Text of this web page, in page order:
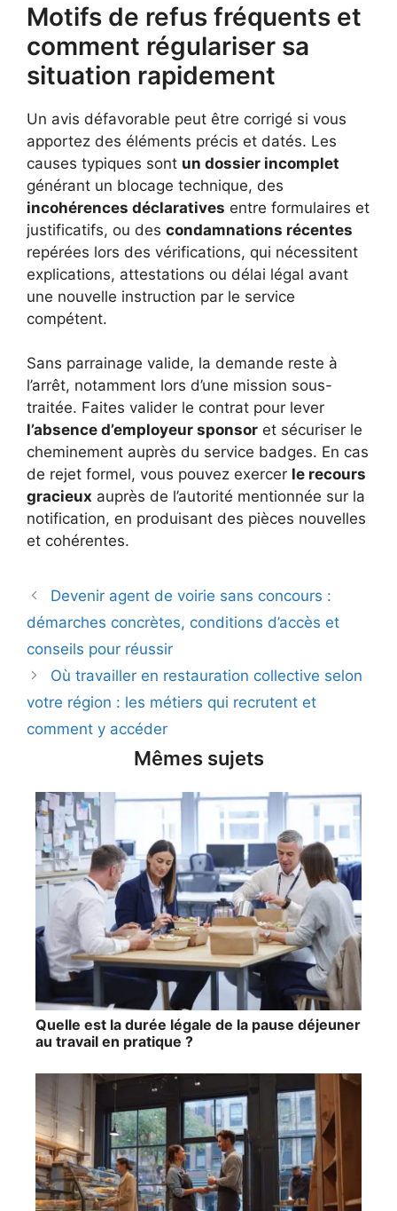
Motifs de refus fréquents et
comment régulariser sa
situation rapidement
Un avis défavorable peut être corrigé si vous
apportez des éléments précis et datés. Les
causes typiques sont un dossier incomplet
générant un blocage technique, des
incohérences déclaratives entre formulaires et
justificatifs, ou des condamnations récentes
repérées lors des vérifications, qui nécessitent
explications, attestations ou délai légal avant
une nouvelle instruction par le service
compétent.
Sans parrainage valide, la demande reste à
l’arrêt, notamment lors d’une mission sous-
traitée. Faites valider le contrat pour lever
l’absence d’employeur sponsor et sécuriser le
cheminement auprès du service badges. En cas
de rejet formel, vous pouvez exercer le recours
gracieux auprès de l’autorité mentionnée sur la
notification, en produisant des pièces nouvelles
et cohérentes.
Devenir agent de voirie sans concours :
démarches concrètes, conditions d’accès et
conseils pour réussir
Où travailler en restauration collective selon
votre région : les métiers qui recrutent et
comment y accéder
Mêmes sujets
Quelle est la durée légale de la pause déjeuner
au travail en pratique ?